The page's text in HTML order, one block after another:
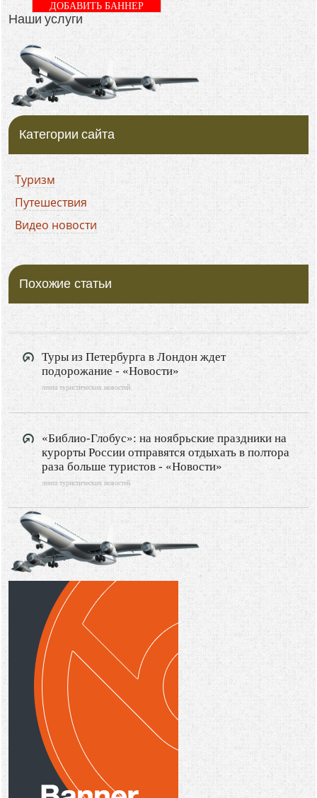
Наши услуги
ДОБАВИТЬ БАННЕР
Категории сайта
Туризм
Путешествия
Видео новости
Похожие статьи
Туры из Петербурга в Лондон ждет
подорожание - «Новости»
лента туристических новостей
«Библио-Глобус»: на ноябрьские праздники на
курорты России отправятся отдыхать в полтора
раза больше туристов - «Новости»
лента туристических новостей